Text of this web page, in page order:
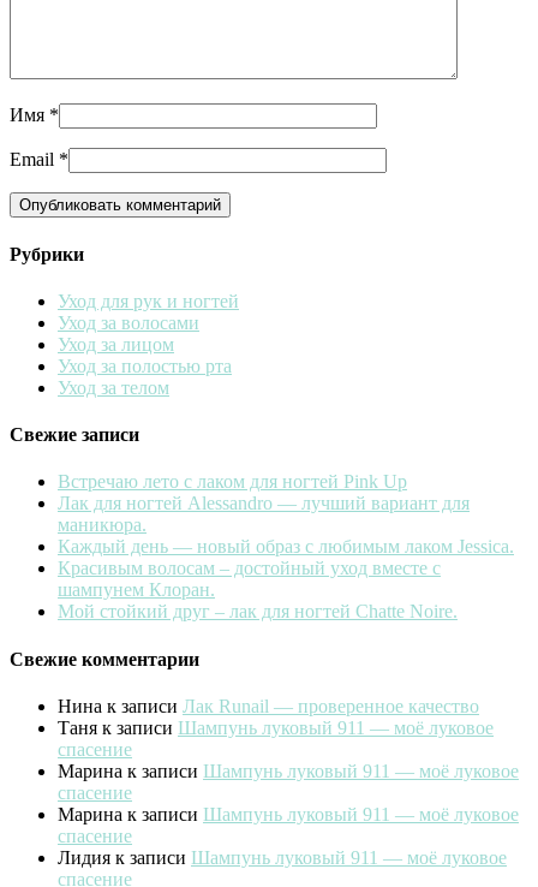
Имя *
Email *
Рубрики
Уход для рук и ногтей
Уход за волосами
Уход за лицом
Уход за полостью рта
Уход за телом
Свежие записи
Встречаю лето с лаком для ногтей Pink Up
Лак для ногтей Alessandro — лучший вариант для
маникюра.
Каждый день — новый образ с любимым лаком Jessica.
Красивым волосам – достойный уход вместе с
шампунем Клоран.
Мой стойкий друг – лак для ногтей Chatte Noire.
Свежие комментарии
Нина к записи Лак Runail — проверенное качество
Таня к записи Шампунь луковый 911 — моё луковое
спасение
Марина к записи Шампунь луковый 911 — моё луковое
спасение
Марина к записи Шампунь луковый 911 — моё луковое
спасение
Лидия к записи Шампунь луковый 911 — моё луковое
спасение